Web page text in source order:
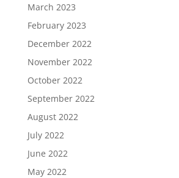
March 2023
February 2023
December 2022
November 2022
October 2022
September 2022
August 2022
July 2022
June 2022
May 2022